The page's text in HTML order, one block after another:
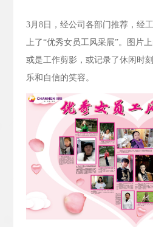
3月 8日，经公司各部门推荐，经工
上了“优秀女员工风采展”。图片
或是工作剪影，或记录了休闲时
乐和自信的笑容。